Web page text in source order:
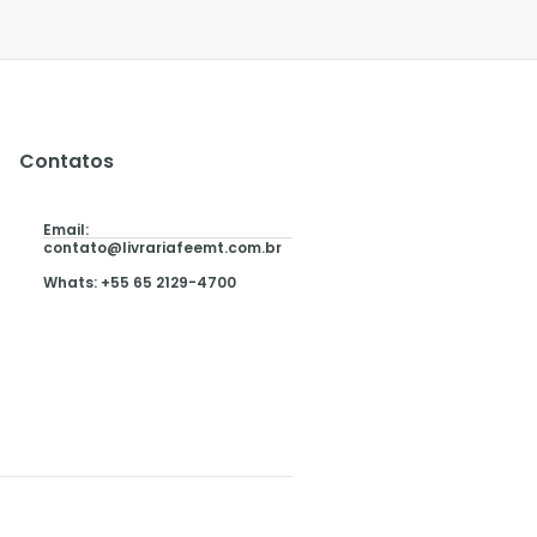
Contatos
Email:
contato@livrariafeemt.com.br
Whats: +55 65 2129-4700